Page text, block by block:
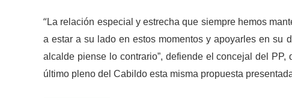
“La relación especial y estrecha que siempre hemos
a estar a su lado en estos momentos y apoyarles en su
alcalde piense lo contrario”, defiende el concejal del
último pleno del Cabildo esta misma propuesta